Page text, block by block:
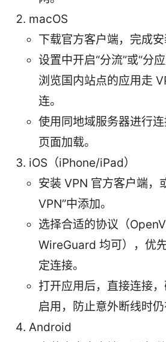
macOS
下载官方客户端，完成安
设置中开启“分流”或“分
浏览国内站点的应用走
连。
使用同地域服务器进行
页面加载。
iOS（iPhone/iPad）
安装 VPN 官方客户端，
VPN”中添加。
选择合适的协议（
WireGuard 均可），优
定连接。
打开应用后，直接连接
启用，防止意外断线时仍
Android